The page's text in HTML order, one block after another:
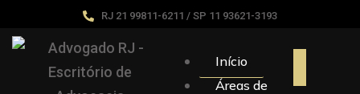
RJ 21 99811-6211 / SP 11 93621-3193
Início
Áreas de